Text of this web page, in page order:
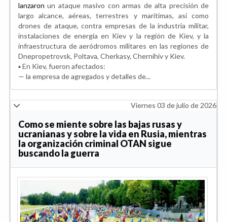
lanzaron un ataque masivo con armas de alta precisión de
largo alcance, aéreas, terrestres y marítimas, así como
drones de ataque, contra empresas de la industria militar,
instalaciones de energía en Kiev y la región de Kiev, y la
infraestructura de aeródromos militares en las regiones de
Dnepropetrovsk, Poltava, Cherkasy, Chernihiv y Kiev.
▪️ En Kiev, fueron afectados:
— la empresa de agregados y detalles de...
Viernes 03 de julio de 2026
Como se miente sobre las bajas rusas y
ucranianas y sobre la vida en Rusia, mientras
la organización criminal OTAN sigue
buscando la guerra